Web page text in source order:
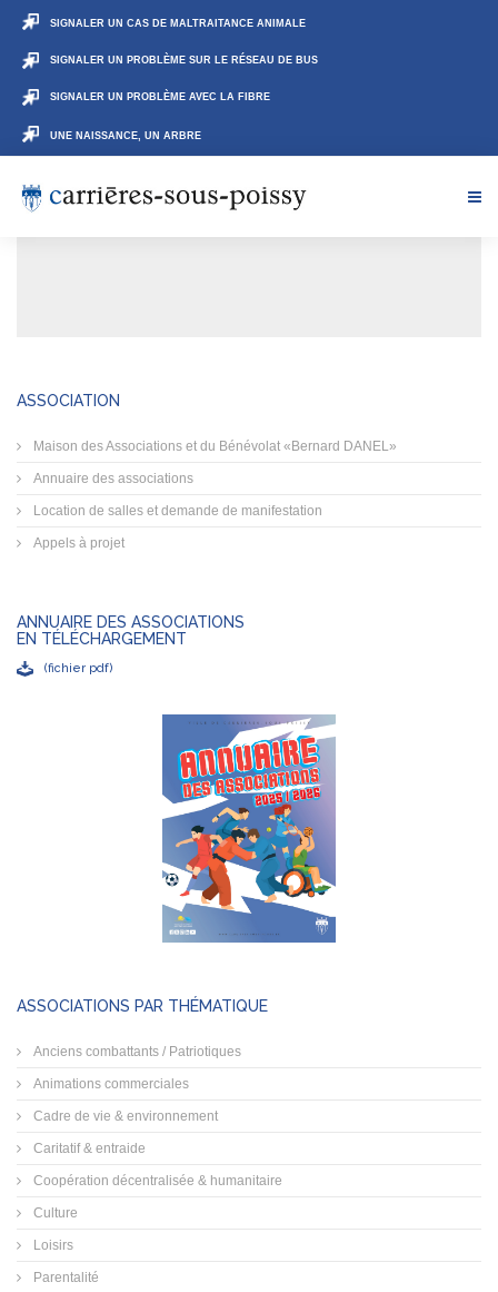
SIGNALER UN CAS DE MALTRAITANCE ANIMALE
SIGNALER UN PROBLÈME SUR LE RÉSEAU DE BUS
SIGNALER UN PROBLÈME AVEC LA FIBRE
UNE NAISSANCE, UN ARBRE
ASSOCIATION
Maison des Associations et du Bénévolat «Bernard DANEL»
Annuaire des associations
Location de salles et demande de manifestation
Appels à projet
ANNUAIRE DES ASSOCIATIONS
EN TÉLÉCHARGEMENT
(fichier pdf)
ASSOCIATIONS PAR THÉMATIQUE
Anciens combattants / Patriotiques
Animations commerciales
Cadre de vie & environnement
Caritatif & entraide
Coopération décentralisée & humanitaire
Culture
Loisirs
Parentalité